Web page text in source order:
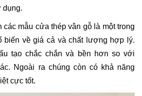
dụng.
các mẫu cửa thép vân gỗ là một trong
biến về giá cả và chất lượng hợp lý.
tạo chắc chắn và bền hơn so với
Ngoài ra chúng còn có khả năng
cực tốt.